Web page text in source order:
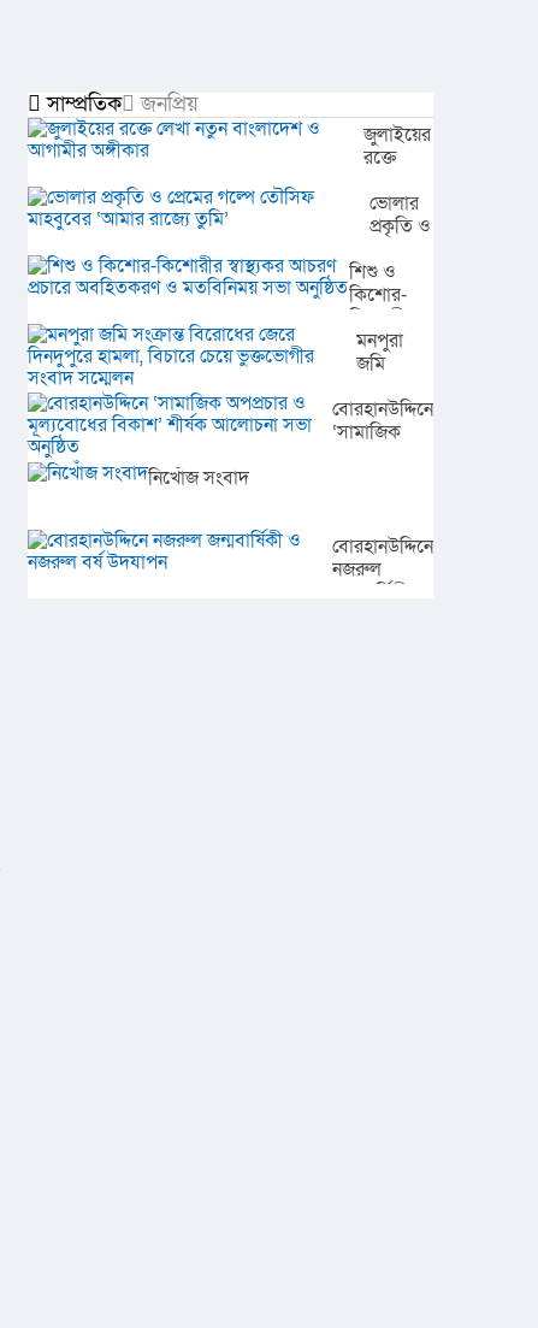
সাম্প্রতিক জনপ্রিয়
জুলাইয়ের
রক্তে
নতুন
বাংলাদেশ
আগামীর
অঙ্গীকার​
ভোলার
প্রকৃতি ও
গল্পে
তৌসিফ
মাহবুবের
‘আমার
রাজ্যে
শিশু ও
কিশোর-
কিশোরীর
স্বাস্থ্যকর
আচরণ
অবহিতকরণ
ও
মনপুরা
জমি
বিরোধের
জেরে
ভুক্তভোগীর
সংবাদ
সম্মেলন
বোরহানউদ্দিনে
‘সামাজিক
অনুষ্ঠিত
নিখোঁজ সংবাদ
বোরহানউদ্দিনে
নজরুল
জন্মবার্ষিকী ও